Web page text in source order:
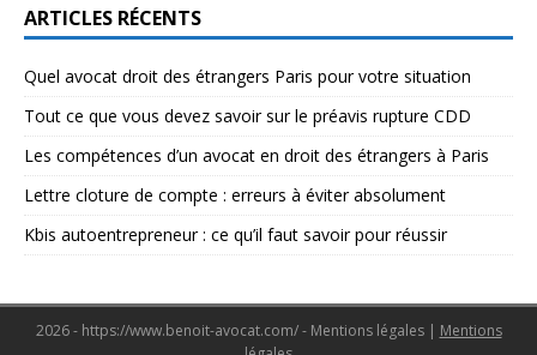
ARTICLES RÉCENTS
Quel avocat droit des étrangers Paris pour votre situation
Tout ce que vous devez savoir sur le préavis rupture CDD
Les compétences d’un avocat en droit des étrangers à Paris
Lettre cloture de compte : erreurs à éviter absolument
Kbis autoentrepreneur : ce qu’il faut savoir pour réussir
2026 - https://www.benoit-avocat.com/ - Mentions légales | Mentions